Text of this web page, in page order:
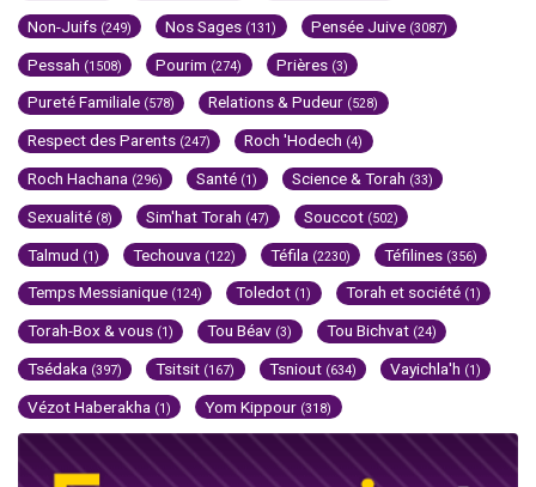
Non-Juifs (249) Nos Sages (131) Pensée Juive (3087)
Pessah (1508) Pourim (274) Prières (3)
Pureté Familiale (578) Relations & Pudeur (528)
Respect des Parents (247) Roch 'Hodech (4)
Roch Hachana (296) Santé (1) Science & Torah (33)
Sexualité (8) Sim'hat Torah (47) Souccot (502)
Talmud (1) Techouva (122) Téfila (2230) Téfilines (356)
Temps Messianique (124) Toledot (1) Torah et société (1)
Torah-Box & vous (1) Tou Béav (3) Tou Bichvat (24)
Tsédaka (397) Tsitsit (167) Tsniout (634) Vayichla'h (1)
Vézot Haberakha (1) Yom Kippour (318)